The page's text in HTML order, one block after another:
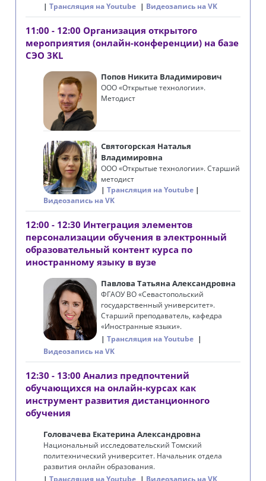
Трансляция на Youtube
Видеозапись на VK
11:00 - 12:00 Организация открытого
мероприятия (онлайн-конференции) на базе
СЭО 3KL
Попов Никита Владимирович
ООО «Открытые технологии».
Методист
Святогорская Наталья
Владимировна
ООО «Открытые технологии». Старший
методист
Трансляция на Youtube
Видеозапись на VK
12:00 - 12:30 Интеграция элементов
персонализации обучения в электронный
образовательный контент курса по
иностранному языку в вузе
Павлова Татьяна Александровна
ФГАОУ ВО «Севастопольский
государственный университет».
Старший преподаватель, кафедра
«Иностранные языки».
Трансляция на Youtube
Видеозапись на VK
12:30 - 13:00 Анализ предпочтений
обучающихся на онлайн-курсах как
инструмент развития дистанционного
обучения
Головачева Екатерина Александровна
Национальный исследовательский Томский
политехнический университет. Начальник отдела
развития онлайн образования.